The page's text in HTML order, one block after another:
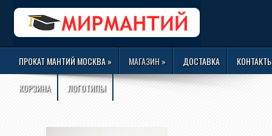
ПРОКАТ МАНТИЙ МОСКВА» МАГАЗИН» ДОСТАВКА
КОРЗИНА ЛОГОТИПЫ